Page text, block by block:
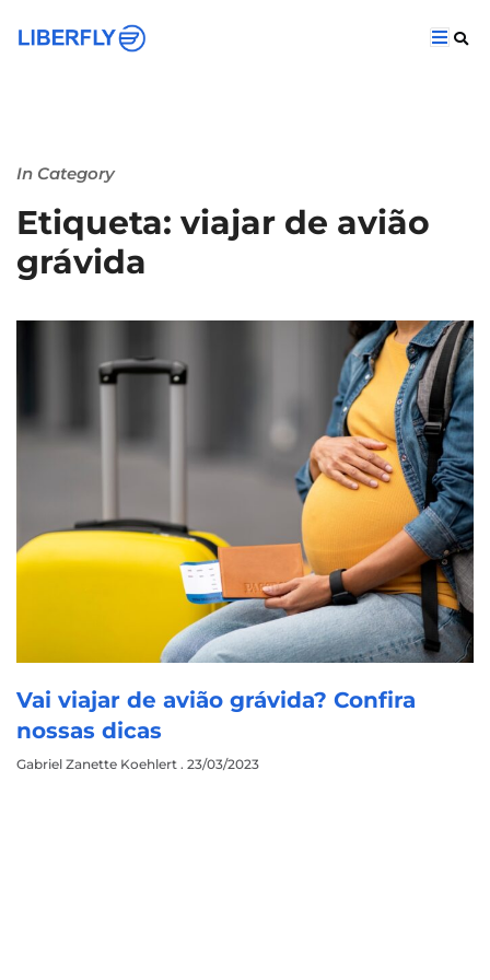
In Category
Etiqueta: viajar de avião
grávida
Vai viajar de avião grávida? Confira
nossas dicas
Gabriel Zanette Koehlert 23/03/2023